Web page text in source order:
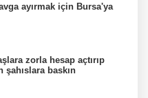
ayırmak için Bursa'ya
zorla hesap açtırıp
şahıslara baskın